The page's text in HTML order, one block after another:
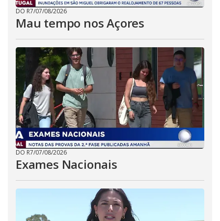
DO R7/07/08/2026
Mau tempo nos Açores
DO R7/07/08/2026
Exames Nacionais